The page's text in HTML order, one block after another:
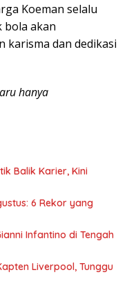
Koeman selalu
bola akan
karisma dan dedikasi
hanya
Balik Karier, Kini
6 Rekor yang
Infantino di Tengah
Liverpool, Tunggu